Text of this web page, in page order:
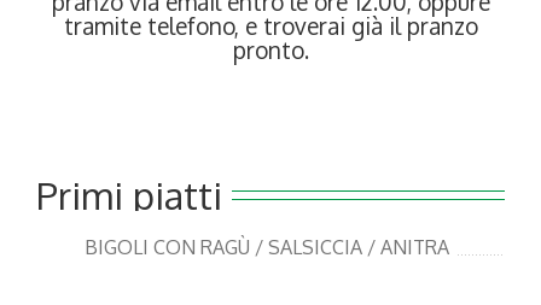
tramite telefono, e troverai già il pranzo
pronto.
Primi piatti
BIGOLI CON RAGÙ / SALSICCIA / ANITRA